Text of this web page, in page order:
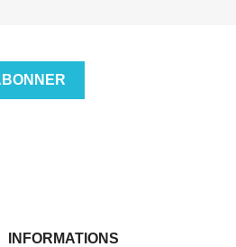
INFORMATIONS